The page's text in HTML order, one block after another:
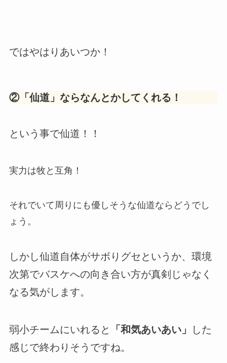
ではやはりあいつか！
②「仙道」ならなんとかしてくれる！
という事で仙道！！
実力は牧と互角！
それでいて周りにも優しそうな仙道ならどうでし
ょう。
しかし仙道自体がサボりグセというか、環境
次第でバスケへの向き合い方が真剣じゃなく
なる気がします。
弱小チームにいれると 「和気あいあい」
した
感じで終わりそうですね。